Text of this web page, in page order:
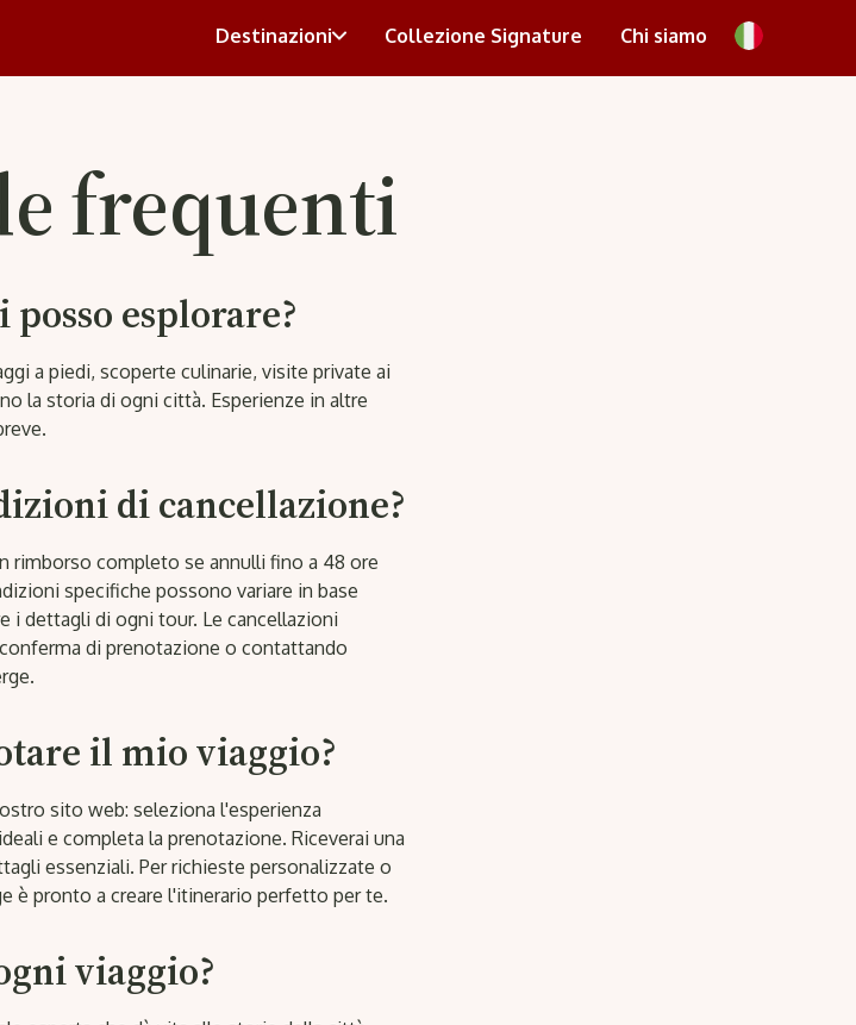
Destinazioni Collezione Signature Chi siamo
frequenti
esplorare?
a piedi, scoperte culinarie, visite private ai
la storia di ogni città. Esperienze in altre
di cancellazione?
rimborso completo se annulli fino a 48 ore
specifiche possono variare in base
i dettagli di ogni tour. Le cancellazioni
di prenotazione o contattando
il mio viaggio?
sito web: seleziona l'esperienza
e completa la prenotazione. Riceverai una
essenziali. Per richieste personalizzate o
è pronto a creare l'itinerario perfetto per te.
viaggio?